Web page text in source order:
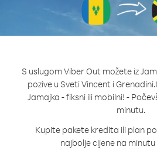
S uslugom Viber Out možete iz
pozive u Sveti Vincent i Grenadini.
Jamajka - fiksni ili mobilni! -
minutu.
Kupite pakete kredita ili plan
najbolje cijene na minutu